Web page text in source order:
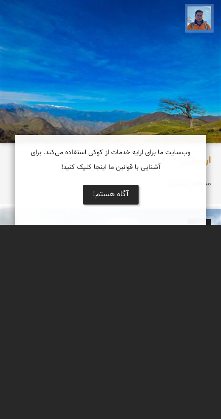
ارسباران
منطقه ارسباران
وب‌سایت ما برای ارایه خدمات از کوکی استفاده می‌کند. برای
آشنایی با قوانین ما اینجا کلیک کنید!
آگاه هستم!